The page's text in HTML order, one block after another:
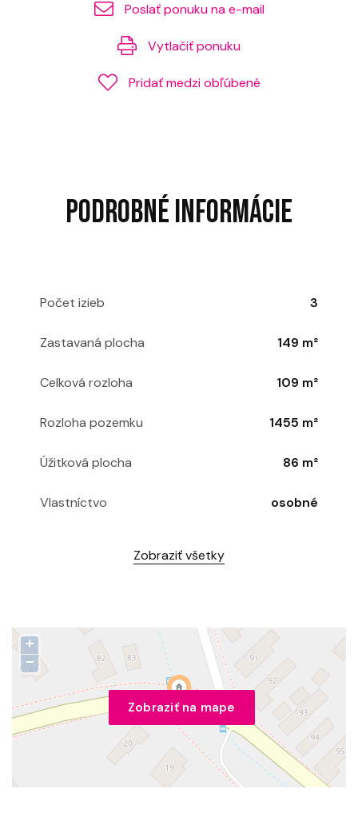
Poslať ponuku na e-mail
Vytlačiť ponuku
Pridať medzi obľúbené
PODROBNÉ INFORMÁCIE
Počet izieb 3
Zastavaná plocha 149 m²
Celková rozloha 109 m²
Rozloha pozemku 1455 m²
Úžitková plocha 86 m²
Vlastníctvo osobné
Zobraziť všetky
Zobraziť na mape
+
−